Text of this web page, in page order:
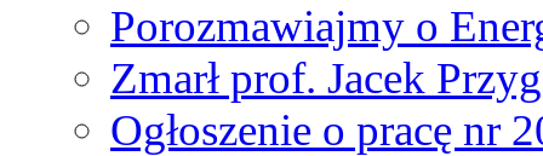
Porozmawiajmy o
Zmarł prof. Jacek
Ogłoszenie o pracę nr